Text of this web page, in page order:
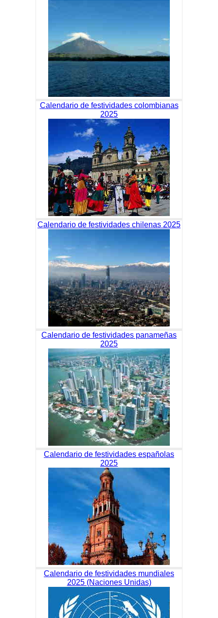
Calendario de festividades colombianas
2025
Calendario de festividades chilenas 2025
Calendario de festividades panameñas
2025
Calendario de festividades españolas
2025
Calendario de festividades mundiales
2025 (Naciones Unidas)